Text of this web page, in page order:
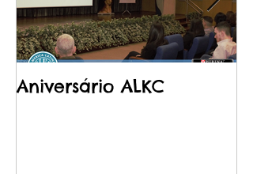
Aniversário ALKC